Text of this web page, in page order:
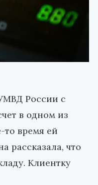
России с
в одном из
то время ей
рассказала, что
Клиентку